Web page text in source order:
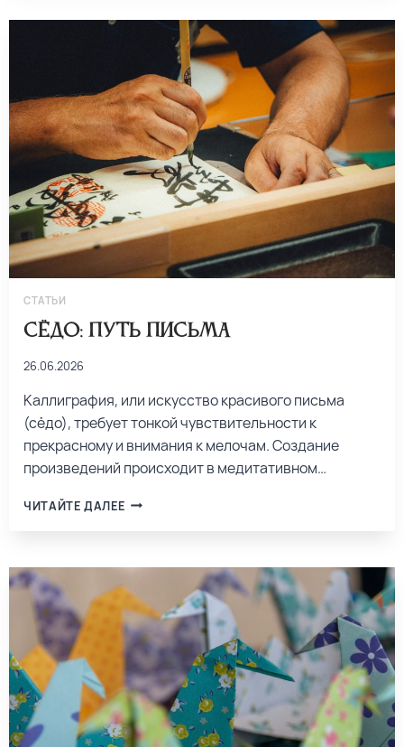
СТАТЬИ
Сёдо: путь письма
26.06.2026
Каллиграфия, или искусство красивого письма
(сёдо), требует тонкой чувствительности к
прекрасному и внимания к мелочам. Создание
произведений происходит в медитативном…
ЧИТАЙТЕ ДАЛЕЕ